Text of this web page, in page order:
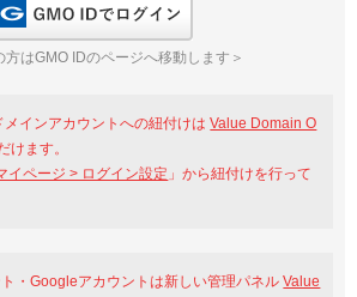
方はGMO IDのページへ移動します＞
メインアカウントへの紐付けはValue Domain O
けます。
イページ > ログイン設定 」から紐付けを行って
・Googleアカウントは新しい管理パネルValue